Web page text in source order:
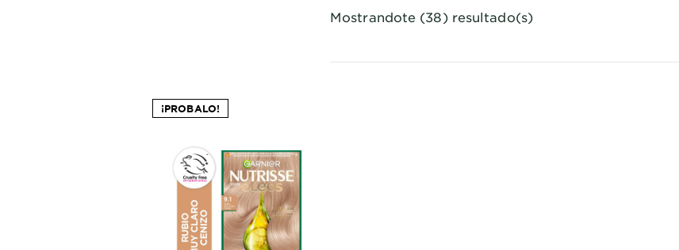
Mostrandote (38) resultado(s)
¡PROBALO!